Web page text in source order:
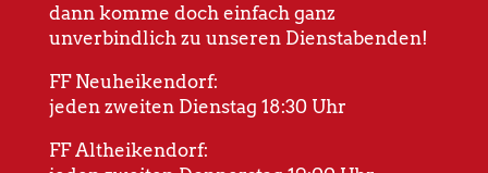
dann komme doch einfach ganz
unverbindlich zu unseren Dienstabenden!
FF Neuheikendorf:
jeden zweiten Dienstag 18:30 Uhr
FF Altheikendorf: